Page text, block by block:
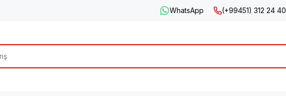
WhatsApp (+99451) 312 24 40